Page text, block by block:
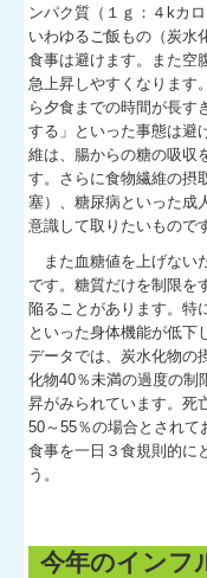
ンパク質（１ｇ：４kカ
いわゆるご飯もの（炭水
食事は避けます。また空
急上昇しやすくなります
ら夕食までの時間が長す
する」といった事態は避
維は、腸からの糖の吸収
す。さらに食物繊維の摂
塞）、糖尿病といった成
意識して取りたいもので
また血糖値を上げない
です。糖質だけを制限を
陥ることがあります。特
といった身体機能が低下
データでは、炭水化物の
化物40％未満の過度の制
昇がみられています。死
50～55％の場合とされて
食事を一日３食規則的に
う。
今年のインフ